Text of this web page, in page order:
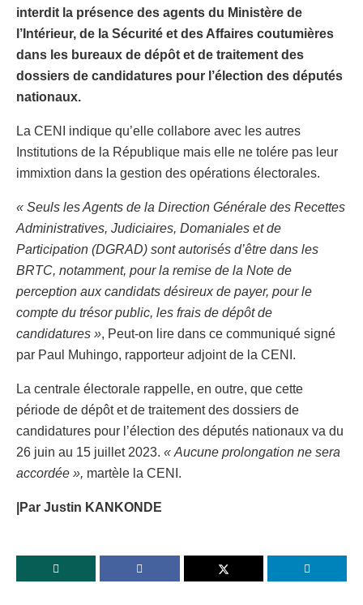
interdit la présence des agents du Ministère de
l’Intérieur, de la Sécurité et des Affaires coutumières
dans les bureaux de dépôt et de traitement des
dossiers de candidatures pour l’élection des députés
nationaux.
La CENI indique qu’elle collabore avec les autres
Institutions de la République mais elle ne tolére pas leur
immixtion dans la gestion des opérations électorales.
« Seuls les Agents de la Direction Générale des Recettes
Administratives, Judiciaires, Domaniales et de
Participation (DGRAD) sont autorisés d’être dans les
BRTC, notamment, pour la remise de la Note de
perception aux candidats désireux de payer, pour le
compte du trésor public, les frais de dépôt de
candidatures », Peut-on lire dans ce communiqué signé
par Paul Muhingo, rapporteur adjoint de la CENI.
La centrale électorale rappelle, en outre, que cette
période de dépôt et de traitement des dossiers de
candidatures pour l’élection des députés nationaux va du
26 juin au 15 juillet 2023. « Aucune prolongation ne sera
accordée », martèle la CENI.
|Par Justin KANKONDE